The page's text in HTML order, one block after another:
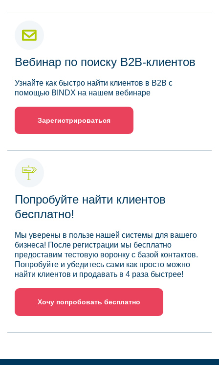
Вебинар по поиску B2B-клиентов
Узнайте как быстро найти клиентов в B2B с
помощью BINDX на нашем вебинаре
Зарегистрироваться
Попробуйте найти клиентов
бесплатно!
Мы уверены в пользе нашей системы для вашего
бизнеса! После регистрации мы бесплатно
предоставим тестовую воронку с базой контактов.
Попробуйте и убедитесь сами как просто можно
найти клиентов и продавать в 4 раза быстрее!
Хочу попробовать бесплатно